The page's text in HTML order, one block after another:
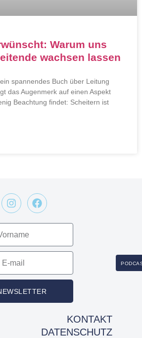
Warum uns
wachsen lassen
spannendes Buch über Leitung
das Augenmerk auf einen Aspekt
Beachtung findet: Scheitern ist
KONTAKT
DATENSCHUTZ